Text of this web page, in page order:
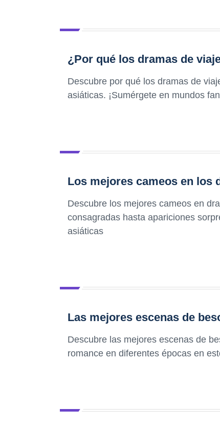
¿Por qué los dramas de
Descubre por qué los dramas de
asiáticas. ¡Sumérgete en mundos
Los mejores cameos en los
Descubre los mejores cameos en
consagradas hasta apariciones
asiáticas
Las mejores escenas de
Descubre las mejores escenas de
romance en diferentes épocas en